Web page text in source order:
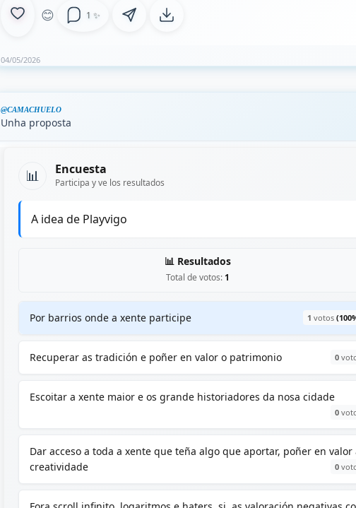
😊 1 ✨
04/05/2026
@CAMACHUELO
Unha proposta
📊 Encuesta
Participa y ve los resultados
A idea de Playvigo
📊 Resultados
Total de votos: 1
Por barrios onde a xente participe 1 votos
Recuperar as tradición e poñer en valor o patrimonio 0
Escoitar a xente maior e os grande historiadores da nosa cidade
0
Dar acceso a toda a xente que teña algo que aportar, poñer en valor
creatividade
0